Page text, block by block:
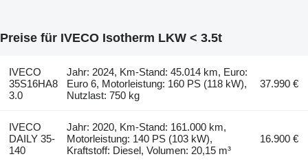
Preise für IVECO Isotherm LKW < 3.5t
IVECO
35S16HA8
3.0
Jahr: 2024, Km-Stand: 45.014 km, Euro:
Euro 6, Motorleistung: 160 PS (118 kW),
Nutzlast: 750 kg
37.990 €
IVECO
DAILY 35-
140
Jahr: 2020, Km-Stand: 161.000 km,
Motorleistung: 140 PS (103 kW),
Kraftstoff: Diesel, Volumen: 20,15 m³
16.900 €